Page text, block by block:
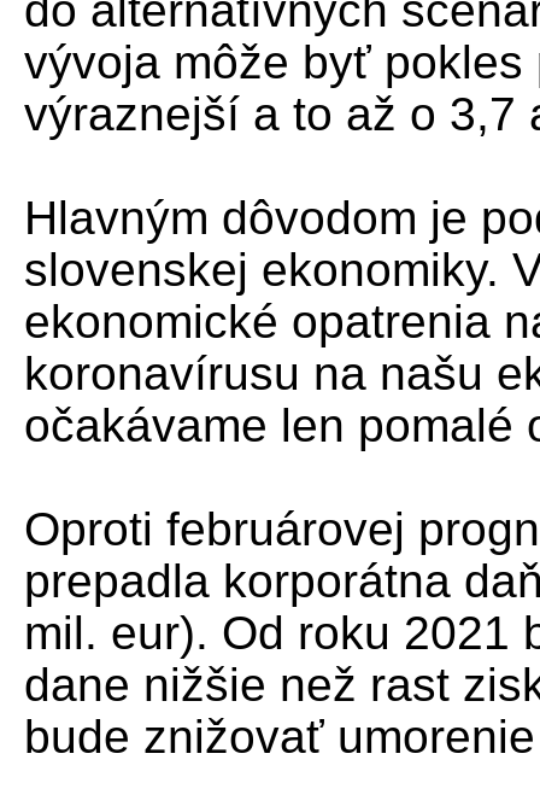
vývoja môže byť
výraznejší a to až o 3,7
Hlavným dôvodom je
slovenskej ekonomiky.
ekonomické opatrenia
koronavírusu na našu
očakávame len pomalé
Oproti februárovej
prepadla korporátna
mil. eur). Od roku 2021
dane nižšie než rast
bude znižovať